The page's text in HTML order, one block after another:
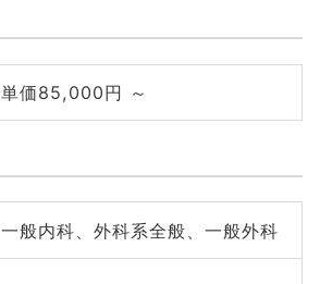
単価85,000円 ～
一般内科、外科系全般、一般外科